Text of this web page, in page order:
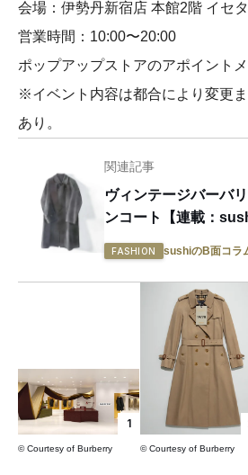
会場：伊勢丹新宿店 本館2階 イセ
営業時間：10:00〜20:00
ポップアップストアのアポイント
※イベント内容は都合により変更
あり。
関連記事
ヴィンテージバーバ
ンコート【連載：
FASHION sushiのB面コラ
1
© Courtesy of Burberry © Courtesy of Burberry